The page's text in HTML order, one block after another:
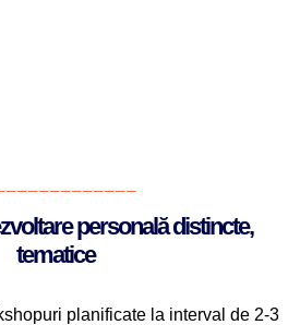
personală distincte,
tematice
planificate la interval de 2-3